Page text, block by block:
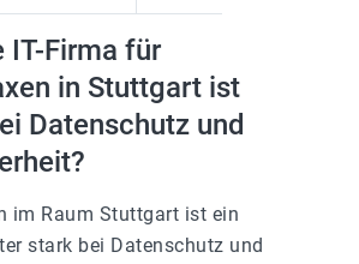
IT-Firma für
in Stuttgart ist
Datenschutz und
im Raum Stuttgart ist ein
stark bei Datenschutz und